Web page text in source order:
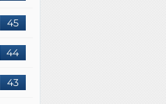
45
44
43